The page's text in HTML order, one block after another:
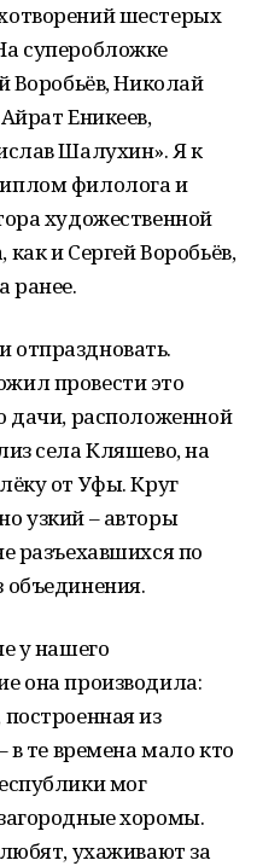
шестерых
суперобложке
Воробьёв, Николай
Еникеев,
Шалухин». Я к
филолога и
художественной
и Сергей Воробьёв,
ранее.
провести это
дачи, расположенной
села Кляшево, на
от Уфы. Круг
узкий – авторы
разъехавшихся по
объединения.
у нашего
она производила:
из
в те времена мало кто
мог
хоромы.
ухаживают за